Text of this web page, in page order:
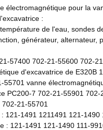
électromagnétique pour la
:
de l'eau, sondes
générateur, alternateur,
57400 702-21-55600 702-
d'excavatrice de E320B
55701 vanne
PC200-7 702-21-55901
21-55701
121-1491 1211491 121-1490
: 121-1491 121-1490 111-